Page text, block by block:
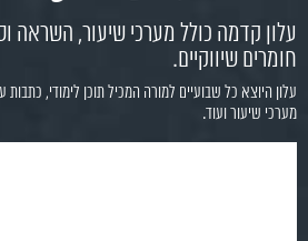
עלון קדמה כולל מערכי שיעור, השראה
חומרים שיווקיים.
עלון היוצא כל שבועיים למורה המכיל תוכן לימודי,
מערכי שיעור ועוד.